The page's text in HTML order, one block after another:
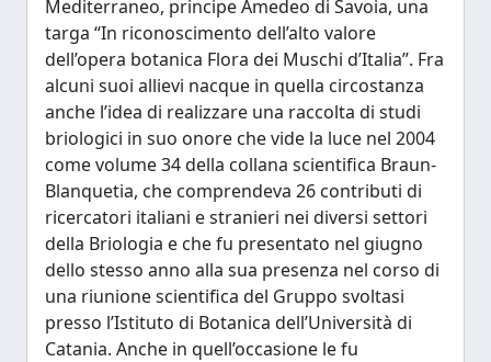
Mediterraneo, principe Amedeo di Savoia, una
targa “In riconoscimento dell’alto valore
dell’opera botanica Flora dei Muschi d’Italia”. Fra
alcuni suoi allievi nacque in quella circostanza
anche l’idea di realizzare una raccolta di studi
briologici in suo onore che vide la luce nel 2004
come volume 34 della collana scientifica Braun-
Blanquetia, che comprendeva 26 contributi di
ricercatori italiani e stranieri nei diversi settori
della Briologia e che fu presentato nel giugno
dello stesso anno alla sua presenza nel corso di
una riunione scientifica del Gruppo svoltasi
presso l’Istituto di Botanica dell’Università di
Catania. Anche in quell’occasione le fu